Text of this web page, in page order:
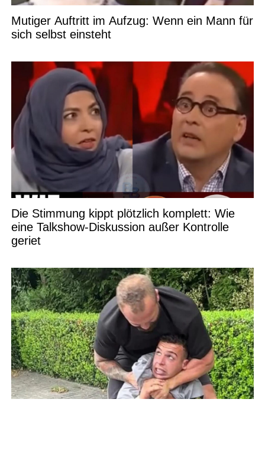
Mutiger Auftritt im Aufzug: Wenn ein Mann für
sich selbst einsteht
Die Stimmung kippt plötzlich komplett: Wie
eine Talkshow-Diskussion außer Kontrolle
geriet